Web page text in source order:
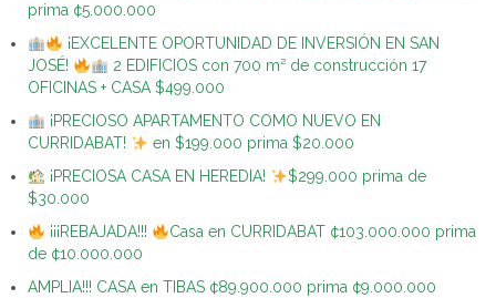
prima ¢5.000.000
¡EXCELENTE OPORTUNIDAD DE INVERSIÓN EN SAN
JOSÉ!
2 EDIFICIOS con 700 m² de construcción 17
OFICINAS + CASA $499.000
¡PRECIOSO APARTAMENTO COMO NUEVO EN
CURRIDABAT!
en $199.000 prima $20.000
¡PRECIOSA CASA EN HEREDIA!
$299.000 prima de
$30.000
¡¡¡REBAJADA!!!
Casa en CURRIDABAT ¢103.000.000 prima
de ¢10.000.000
AMPLIA!!! CASA en TIBAS ¢89.900.000 prima ¢9.000.000